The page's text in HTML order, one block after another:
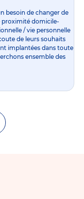
besoin de changer de
proximité domicile-
/ vie personnelle
de leurs souhaits
implantées dans toute
ensemble des